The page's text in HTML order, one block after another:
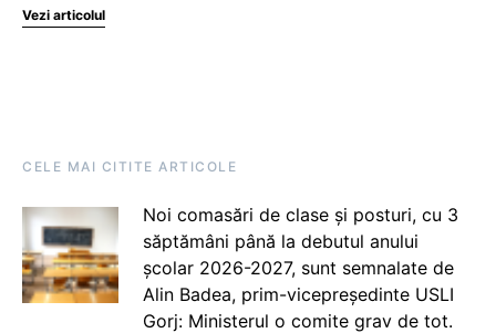
Vezi articolul
CELE MAI CITITE ARTICOLE
Noi comasări de clase și posturi, cu 3
săptămâni până la debutul anului
școlar 2026-2027, sunt semnalate de
Alin Badea, prim-vicepreședinte USLI
Gorj: Ministerul o comite grav de tot.